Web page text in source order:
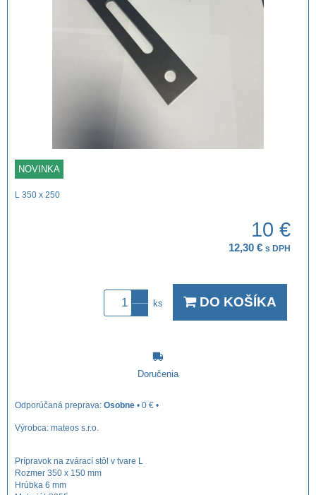
NOVINKA
L 350 x 250
10 €
12,30 € s DPH
ks DO KOŠÍKA
Doručenia
Osobne • 0 € •
Výrobca: mateos s.r.o.
Prípravok na zvárací stôl v tvare L
Rozmer 350 x 150 mm
Hrúbka 6 mm